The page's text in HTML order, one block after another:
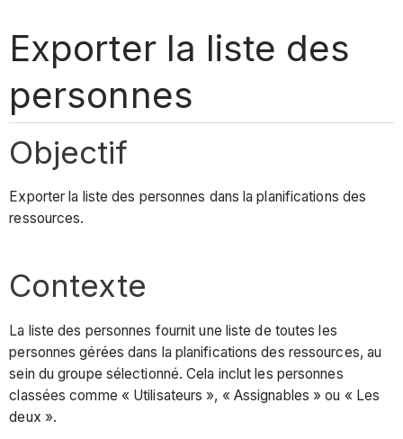
Exporter la liste des
personnes
Objectif
Exporter la liste des personnes dans la planifications des
ressources.
Contexte
La liste des personnes fournit une liste de toutes les
personnes gérées dans la planifications des ressources, au
sein du groupe sélectionné. Cela inclut les personnes
classées comme « Utilisateurs », « Assignables » ou « Les
deux ».